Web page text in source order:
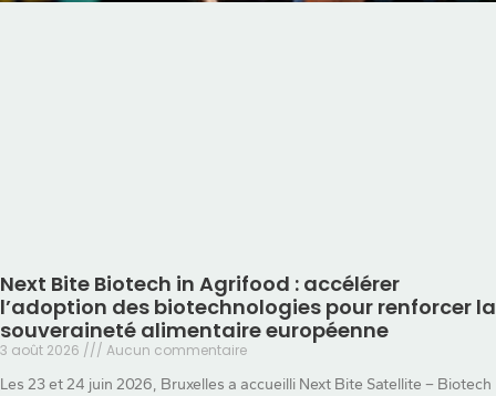
Next Bite Biotech in Agrifood : accélérer
l’adoption des biotechnologies pour renforcer la
souveraineté alimentaire européenne
3 août 2026
Aucun commentaire
Les 23 et 24 juin 2026, Bruxelles a accueilli Next Bite Satellite – Biotech